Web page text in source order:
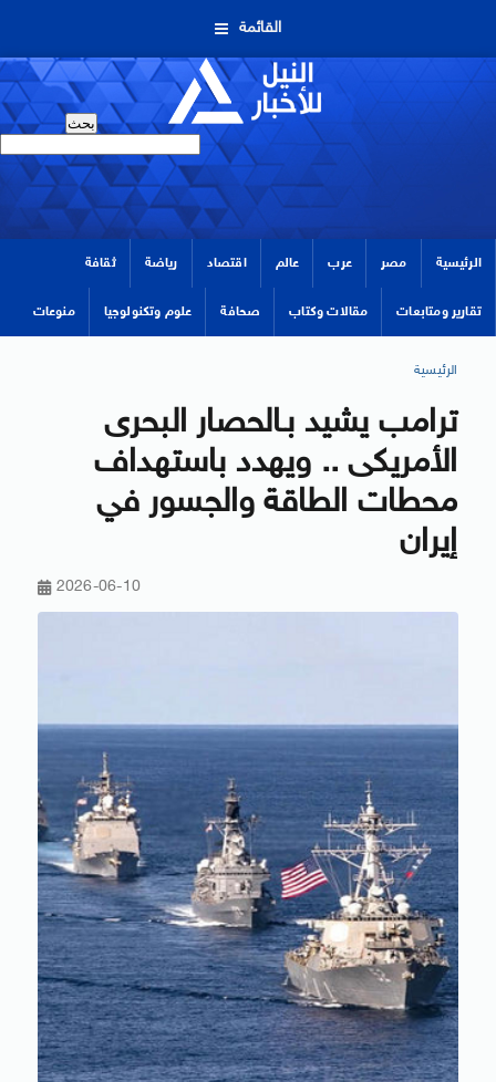
القائمة
الرئيسية مصر عرب عالم اقتصاد رياضة ثقافة
تقارير ومتابعات مقالات وكتاب صحافة علوم وتكنولوجيا منوعات
الرئيسية
ترامب يشيد بـالحصار البحرى
الأمريكى .. ويهدد باستهداف
محطات الطاقة والجسور في
إيران
2026-06-10